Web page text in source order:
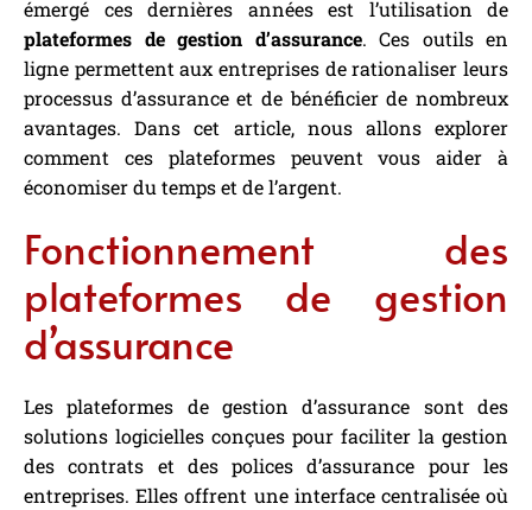
émergé ces dernières années est l’utilisation de
plateformes de gestion d’assurance. Ces outils en
ligne permettent aux entreprises de rationaliser leurs
processus d’assurance et de bénéficier de nombreux
avantages. Dans cet article, nous allons explorer
comment ces plateformes peuvent vous aider à
économiser du temps et de l’argent.
Fonctionnement des
plateformes de gestion
d’assurance
Les plateformes de gestion d’assurance sont des
solutions logicielles conçues pour faciliter la gestion
des contrats et des polices d’assurance pour les
entreprises. Elles offrent une interface centralisée où